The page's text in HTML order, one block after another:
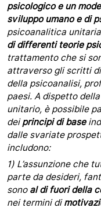
psicologico e un
sviluppo umano e di
psicoanalitica
di differenti teorie
trattamento che si
attraverso gli scritti
della psicoanalisi,
paesi. A dispetto
unitario, è possibile
deiprincipi di base
dalle svariate
includono:
1) L’assunzione che
parte da desideri,
sonoal di fuori della
nei termini di